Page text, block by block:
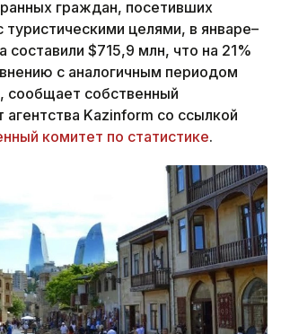
граждан, посетивших
целями, в январе–
составили $715,9 млн, что на 21%
с аналогичным периодом
сообщает собственный
агентства Kazinform со ссылкой
комитет по статистике.